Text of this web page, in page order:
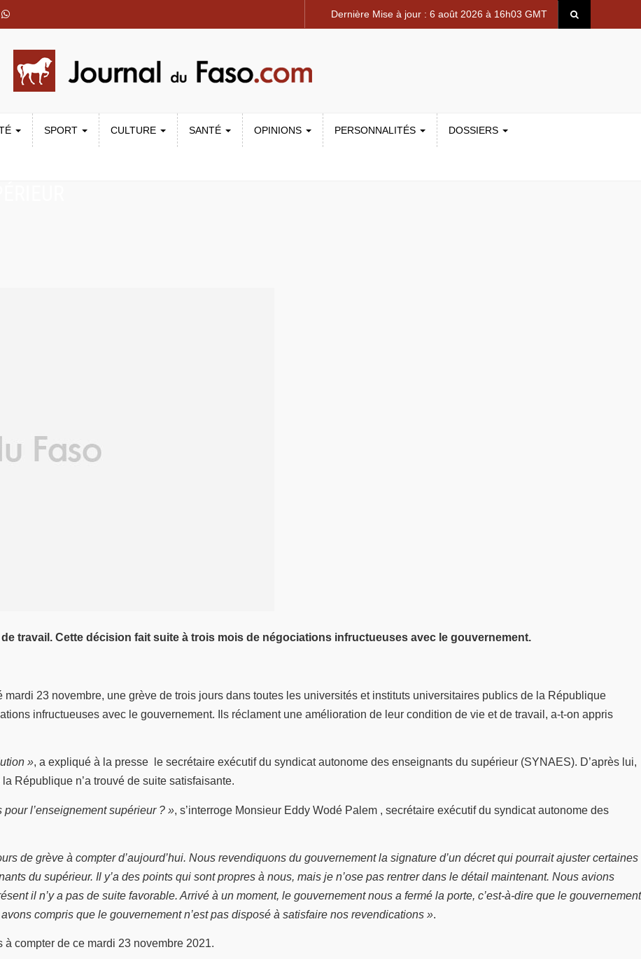
Dernière Mise à jour : 6 août 2026 à 16h03 GMT
SPORT CULTURE SANTÉ OPINIONS PERSONNALITÉS DOSSIERS
travail. Cette décision fait suite à trois mois de négociations infructueuses avec le gouvernement.
mardi 23 novembre, une grève de trois jours dans toutes les universités et instituts universitaires publics de la République
infructueuses avec le gouvernement. Ils réclament une amélioration de leur condition de vie et de travail, a-t-on appris
», a expliqué à la presse le secrétaire exécutif du syndicat autonome des enseignants du supérieur (SYNAES). D’après lui,
République n’a trouvé de suite satisfaisante.
l’enseignement supérieur ? », s’interroge Monsieur Eddy Wodé Palem , secrétaire exécutif du syndicat autonome des
de grève à compter d’aujourd’hui. Nous revendiquons du gouvernement la signature d’un décret qui pourrait ajuster certaines
du supérieur. Il y’a des points qui sont propres à nous, mais je n’ose pas rentrer dans le détail maintenant. Nous avions
il n’y a pas de suite favorable. Arrivé à un moment, le gouvernement nous a fermé la porte, c’est-à-dire que le gouvernement
compris que le gouvernement n’est pas disposé à satisfaire nos revendications ».
compter de ce mardi 23 novembre 2021.